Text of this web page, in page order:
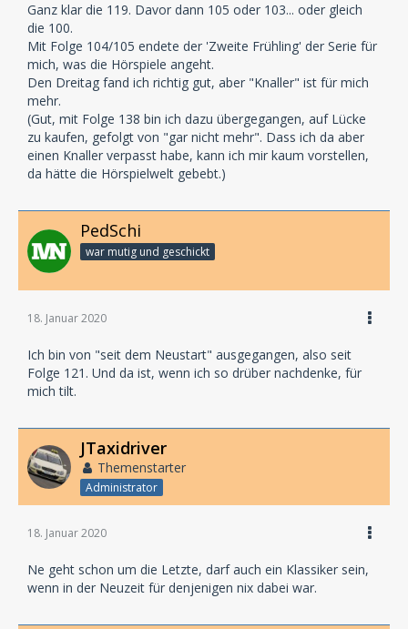
Ganz klar die 119. Davor dann 105 oder 103... oder gleich
die 100.
Mit Folge 104/105 endete der 'Zweite Frühling' der Serie für
mich, was die Hörspiele angeht.
Den Dreitag fand ich richtig gut, aber "Knaller" ist für mich
mehr.
(Gut, mit Folge 138 bin ich dazu übergegangen, auf Lücke
zu kaufen, gefolgt von "gar nicht mehr". Dass ich da aber
einen Knaller verpasst habe, kann ich mir kaum vorstellen,
da hätte die Hörspielwelt gebebt.)
PedSchi
war mutig und geschickt
18. Januar 2020
Ich bin von "seit dem Neustart" ausgegangen, also seit
Folge 121. Und da ist, wenn ich so drüber nachdenke, für
mich tilt.
JTaxidriver
Themenstarter
Administrator
18. Januar 2020
Ne geht schon um die Letzte, darf auch ein Klassiker sein,
wenn in der Neuzeit für denjenigen nix dabei war.